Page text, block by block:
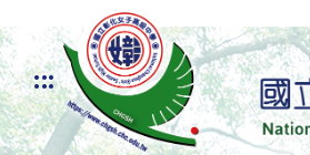
轉
至
主
:::